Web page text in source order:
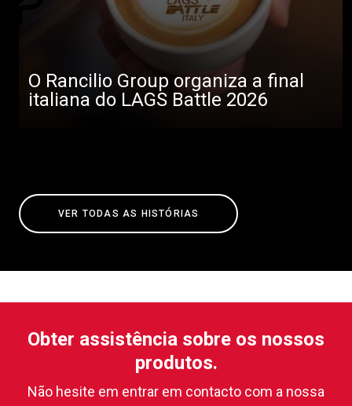
O Rancilio Group organiza a final
italiana do LAGS Battle 2026
VER TODAS AS HISTÓRIAS
Obter assistência sobre os nossos
produtos.
Não hesite em entrar em contacto com a nossa